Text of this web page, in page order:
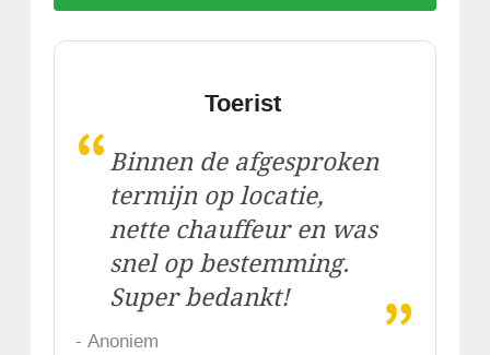
Toerist
“ Binnen de afgesproken
termijn op locatie,
nette chauffeur en was
snel op bestemming.
Super bedankt!
„
- Anoniem